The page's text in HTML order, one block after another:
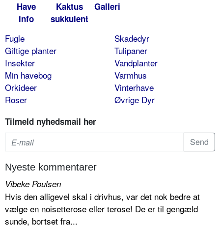
Have
info
Kaktus
sukkulent
Galleri
Fugle
Giftige planter
Insekter
Min havebog
Orkideer
Roser
Skadedyr
Tulipaner
Vandplanter
Varmhus
Vinterhave
Øvrige Dyr
Tilmeld nyhedsmail her
Nyeste kommentarer
Vibeke Poulsen
Hvis den alligevel skal i drivhus, var det nok bedre at
vælge en noisetterose eller terose! De er til gengæld
sunde, bortset fra...